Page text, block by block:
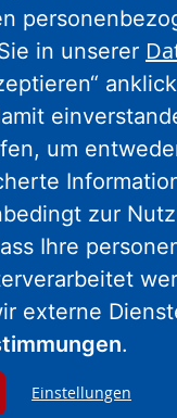
in unserer
um
zur
Ihre
externe
.
Einstellungen